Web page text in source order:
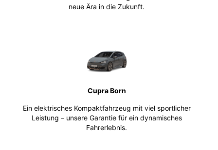
neue Ära in die Zukunft.
Cupra Born
Ein elektrisches Kompaktfahrzeug mit viel sportlicher
Leistung – unsere Garantie für ein dynamisches
Fahrerlebnis.